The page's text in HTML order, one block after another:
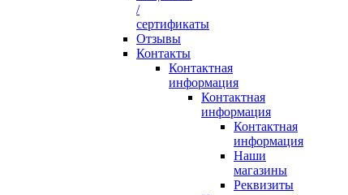
/
сертификаты
Отзывы
Контакты
Контактная
информация
Контактная
информация
Контактная
информация
Наши
магазины
Реквизиты